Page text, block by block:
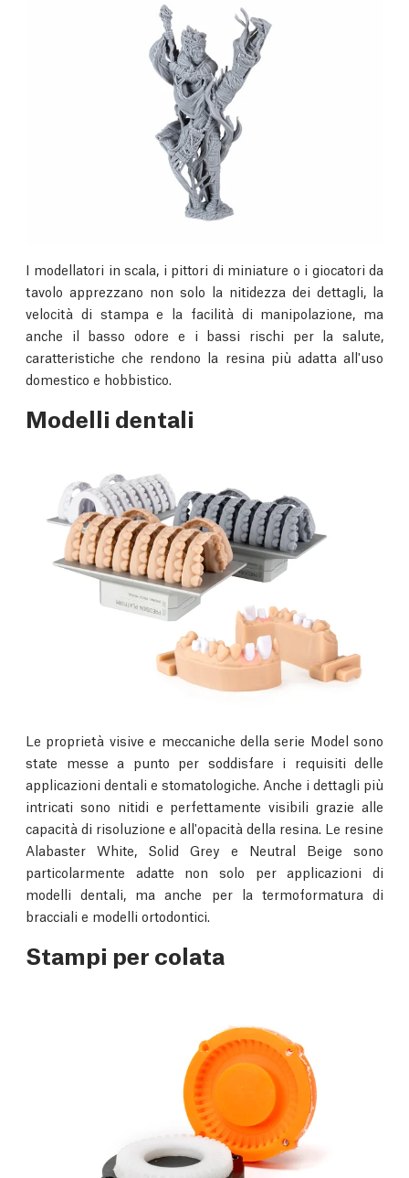
I modellatori in scala, i pittori di miniature o i giocatori da
tavolo apprezzano non solo la nitidezza dei dettagli, la
velocità di stampa e la facilità di manipolazione, ma
anche il basso odore e i bassi rischi per la salute,
caratteristiche che rendono la resina più adatta all'uso
domestico e hobbistico.
Modelli dentali
Le proprietà visive e meccaniche della serie Model sono
state messe a punto per soddisfare i requisiti delle
applicazioni dentali e stomatologiche. Anche i dettagli più
intricati sono nitidi e perfettamente visibili grazie alle
capacità di risoluzione e all'opacità della resina. Le resine
Alabaster White, Solid Grey e Neutral Beige sono
particolarmente adatte non solo per applicazioni di
modelli dentali, ma anche per la termoformatura di
bracciali e modelli ortodontici.
Stampi per colata